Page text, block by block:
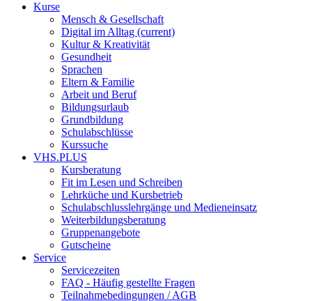
Kurse
Mensch & Gesellschaft
Digital im Alltag (current)
Kultur & Kreativität
Gesundheit
Sprachen
Eltern & Familie
Arbeit und Beruf
Bildungsurlaub
Grundbildung
Schulabschlüsse
Kurssuche
VHS.PLUS
Kursberatung
Fit im Lesen und Schreiben
Lehrküche und Kursbetrieb
Schulabschlusslehrgänge und Medieneinsatz
Weiterbildungsberatung
Gruppenangebote
Gutscheine
Service
Servicezeiten
FAQ - Häufig gestellte Fragen
Teilnahmebedingungen / AGB